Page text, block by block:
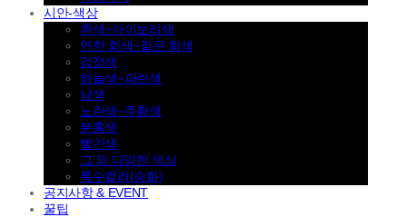
시안-색상
흰색~아이보리색
연한 회색~짙은 회색
검정색
하늘색~파란색
남색
노란색~주황색
분홍색
빨간색
그 외 다양한 색상
특수컬러(승화)
공지사항 & EVENT
꿀팁